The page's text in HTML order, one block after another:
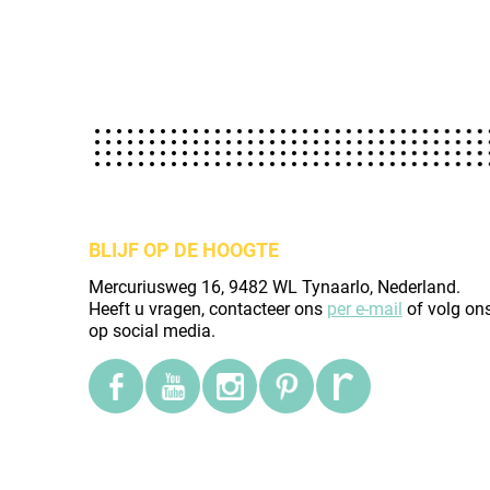
BLIJF OP DE HOOGTE
Mercuriusweg 16, 9482 WL Tynaarlo, Nederland.
Heeft u vragen, contacteer ons per e-mail of volg
op social media.